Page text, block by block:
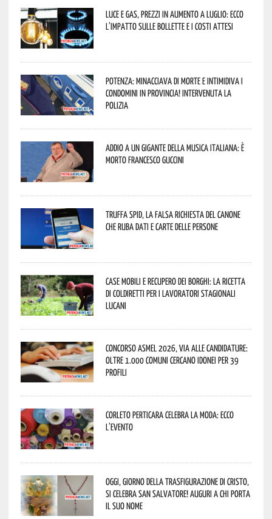
Luce e gas, prezzi in aumento a luglio: ecco
l’impatto sulle bollette e i costi attesi
Potenza: minacciava di morte e intimidiva i
condomini in provincia! Intervenuta la
Polizia
Addio a un gigante della musica italiana: è
morto Francesco Guccini
Truffa Spid, la falsa richiesta del canone
che ruba dati e carte delle persone
Case mobili e recupero dei borghi: la ricetta
di Coldiretti per i lavoratori stagionali
lucani
Concorso Asmel 2026, via alle candidature:
oltre 1.000 Comuni cercano idonei per 39
profili
Corleto Perticara celebra la moda: ecco
l’evento
Oggi, giorno della Trasfigurazione di Cristo,
si celebra San Salvatore! Auguri a chi porta
il suo nome